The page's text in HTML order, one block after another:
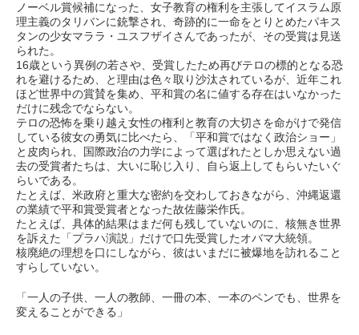
ノーベル賞候補になった、女子教育の権利を主張してイスラム原
理主義のタリバンに銃撃され、奇跡的に一命をとりとめたパキス
タンの少女マララ・ユスフザイさんであったが、その受賞は見送
られた。
16歳という異例の若さや、受賞したため再びテロの標的となる恐
れを避けるため、と理由は色々取り沙汰されているが、近年これ
ほど世界中の賞賛を集め、平和賞の名に値する存在はいなかった
だけに残念でならない。
テロの恐怖を乗り越え女性の権利と教育の大切さを命がけで発信
している彼女の勇気に比べたら、「平和賞ではなく政治ショー」
と皮肉られ、国際政治の力学によって選ばれたとしか思えない過
去の受賞者たちは、大いに恥じ入り、自ら返上してもらいたいぐ
らいである。
たとえば、米政府と重大な密約を交わしておきながら、沖縄返還
の業績で平和賞受賞者となった故佐藤栄作氏。
たとえば、具体的結果はまだ何も残していないのに、核無き世界
を訴えた「プラハ演説」だけで口先受賞したオバマ大統領。
核廃絶の理想を口にしながら、彼はいまだに被爆地を訪れること
すらしていない。
「一人の子供、一人の教師、一冊の本、一本のペンでも、世界を
変えることができる」